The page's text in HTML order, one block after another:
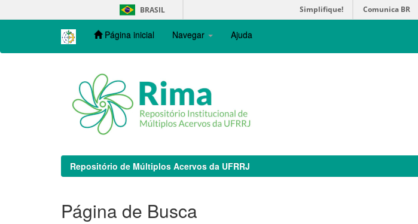
navigation
BRASIL Simplifique! Comunica BR
Página inicial Navegar Ajuda
Repositório de Múltiplos Acervos da UFRRJ
Página de Busca